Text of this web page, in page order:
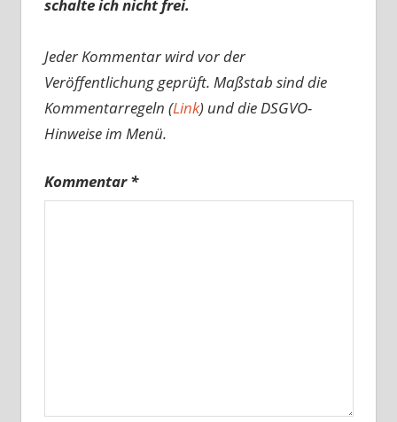
schalte ich nicht frei.
Jeder Kommentar wird vor der
Veröffentlichung geprüft. Maßstab sind die
Kommentarregeln (Link) und die DSGVO-
Hinweise im Menü.
Kommentar*